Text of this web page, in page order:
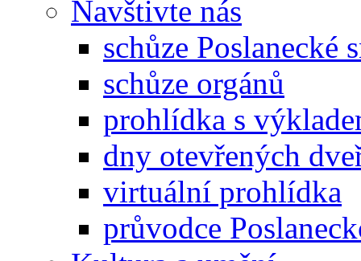
Navštivte nás
schůze Poslanecké
schůze orgánů
prohlídka s
dny otevřených
virtuální prohlídka
průvodce